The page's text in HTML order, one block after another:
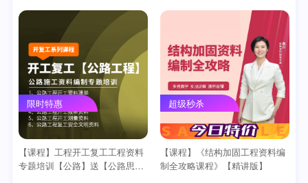
限时特惠
【课程】工程开工复工工程资料
专题培训【公路】送【公路思维
超级秒杀
【课程】《结构加固工程资料编
制全攻略课程》【精讲版】